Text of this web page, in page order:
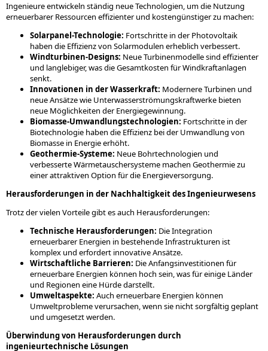
Ingenieure entwickeln ständig neue Technologien, um die Nutzung
erneuerbarer Ressourcen effizienter und kostengünstiger zu machen:
Solarpanel-Technologie: Fortschritte in der Photovoltaik
haben die Effizienz von Solarmodulen erheblich verbessert.
Windturbinen-Designs: Neue Turbinenmodelle sind effizienter
und langlebiger, was die Gesamtkosten für Windkraftanlagen
senkt.
Innovationen in der Wasserkraft: Modernere Turbinen und
neue Ansätze wie Unterwasserströmungskraftwerke bieten
neue Möglichkeiten der Energiegewinnung.
Biomasse-Umwandlungstechnologien: Fortschritte in der
Biotechnologie haben die Effizienz bei der Umwandlung von
Biomasse in Energie erhöht.
Geothermie-Systeme: Neue Bohrtechnologien und
verbesserte Wärmetauschersysteme machen Geothermie zu
einer attraktiven Option für die Energieversorgung.
Herausforderungen in der Nachhaltigkeit des Ingenieurwesens
Trotz der vielen Vorteile gibt es auch Herausforderungen:
Technische Herausforderungen: Die Integration
erneuerbarer Energien in bestehende Infrastrukturen ist
komplex und erfordert innovative Ansätze.
Wirtschaftliche Barrieren: Die Anfangsinvestitionen für
erneuerbare Energien können hoch sein, was für einige Länder
und Regionen eine Hürde darstellt.
Umweltaspekte: Auch erneuerbare Energien können
Umweltprobleme verursachen, wenn sie nicht sorgfältig geplant
und umgesetzt werden.
Überwindung von Herausforderungen durch
ingenieurtechnische Lösungen